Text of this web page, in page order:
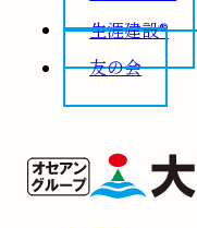
生涯建設®
友の会